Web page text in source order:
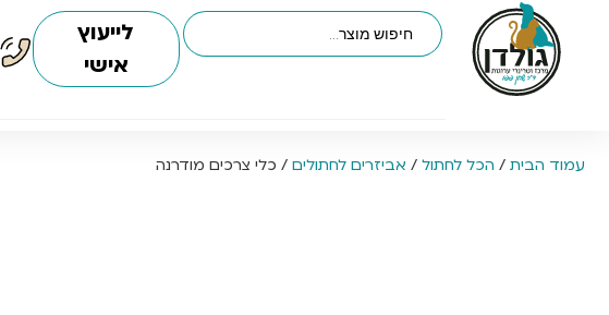
לייעוץ
אישי
עמוד הבית / הכל לחתול / אביזרים לחתולים / כלי צרכים מודרנה